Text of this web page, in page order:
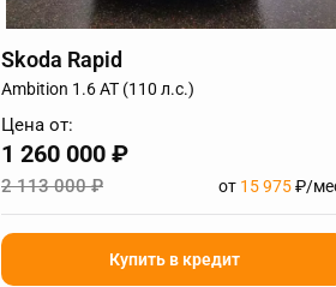
Skoda Rapid
Ambition 1.6 AT (110 л.с.)
Цена от:
1 260 000 ₽
2 113 000 ₽ от 15 975₽/
Купить в кредит